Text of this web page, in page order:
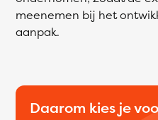
meenemen bij het
aanpak.
Daarom kies je